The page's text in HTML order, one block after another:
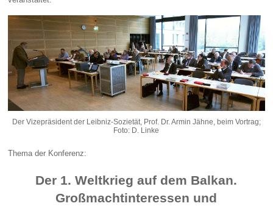
Der Vizepräsident der Leibniz-Sozietät, Prof. Dr. Armin Jähne, beim Vortrag;
Foto: D. Linke
Thema der Konferenz:
Der 1. Weltkrieg auf dem Balkan.
Großmachtinteressen und